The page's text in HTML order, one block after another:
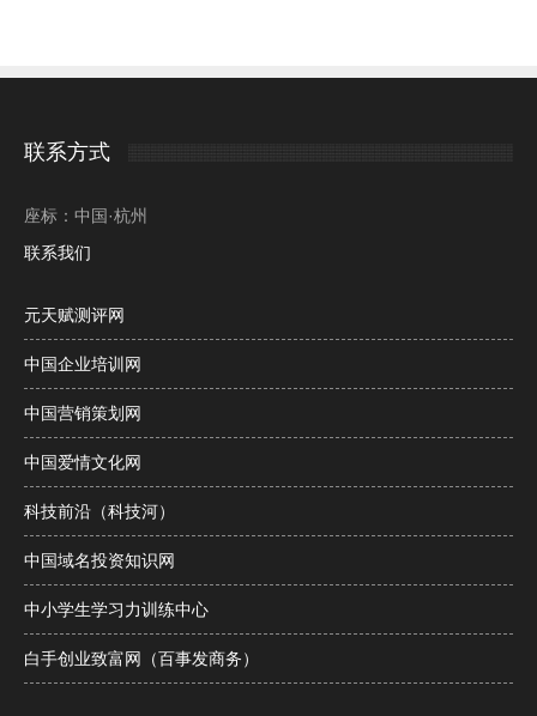
联系方式
座标：中国·杭州
联系我们
元天赋测评网
中国企业培训网
中国营销策划网
中国爱情文化网
科技前沿（科技河）
中国域名投资知识网
中小学生学习力训练中心
白手创业致富网（百事发商务）